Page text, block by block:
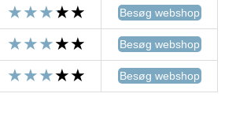
Besøg webshop
Besøg webshop
Besøg webshop